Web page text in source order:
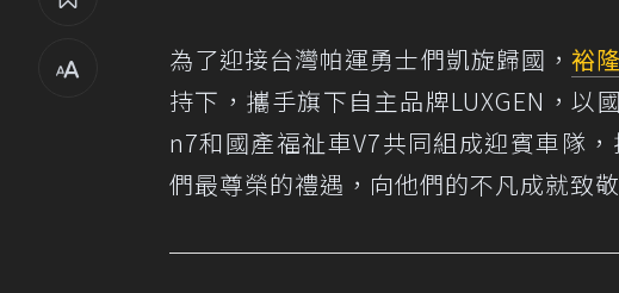
為了迎接台灣帕運勇士們凱旋歸國， 裕
持下，攜手旗下自主品牌LUXGEN，以
n7和國產福祉車V7共同組成迎賓車隊
們最尊榮的禮遇，向他們的不凡成就致敬